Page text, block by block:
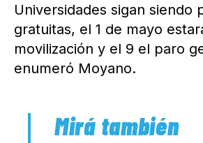
Universidades sigan siendo
gratuitas, el 1 de mayo
movilización y el 9 el paro
enumeró Moyano.